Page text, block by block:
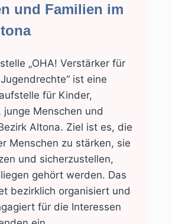
und Familien im
„OHA! Verstärker für
ist eine
für Kinder,
junge Menschen und
Altona. Ziel ist es, die
Menschen zu stärken, sie
und sicherzustellen,
gehört werden. Das
bezirklich organisiert und
für die Interessen